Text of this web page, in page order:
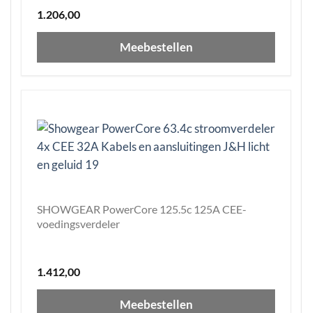
1.206,00
Meebestellen
SHOWGEAR PowerCore 125.5c 125A CEE-
voedingsverdeler
1.412,00
Meebestellen